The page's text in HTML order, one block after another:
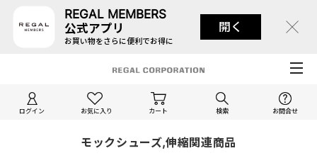
REGAL MEMBERS
公式アプリ
お買い物をさらに便利でお得に
開く
ログイン お気に入り カート 検索 お問合せ
モックシューズ,伸縮関連商品